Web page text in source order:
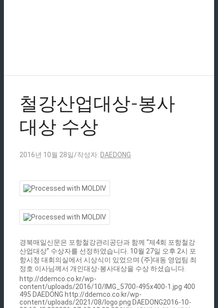
철강산업대상-봉사
대상 수상
2016년 10월 28일/작성자:DAEDONG
경북매일신문은 포항철강관리공단과 함께 “제4회 포항철강
산업대상” 수상자를 선정하였습니다. 10월 27일 오후 2시 포
항시청 대회의실에서 시상식이 있었으며 (주)대동 영업팀 최
정호 이사님께서 개인대상-봉사대상을 수상 하셨습니다.
http://ddemco.co.kr/wp-
content/uploads/2016/10/IMG_5700-495x400-1.jpg 400
495 DAEDONG http://ddemco.co.kr/wp-
content/uploads/2021/08/logo.png DAEDONG2016-10-